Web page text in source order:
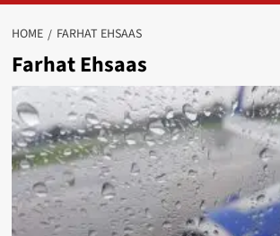
HOME FARHAT EHSAAS
Farhat Ehsaas